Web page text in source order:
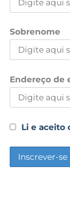
Sobrenome
Endereço de
Li e aceito